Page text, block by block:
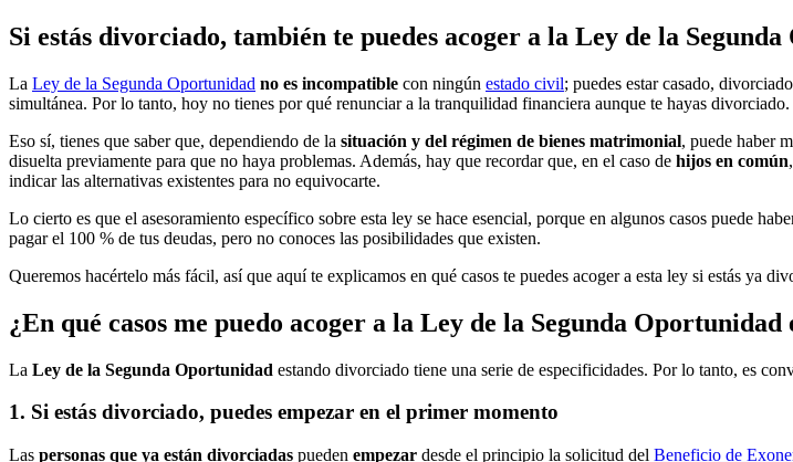
Si estás divorciado, también te puedes acoger a la Ley de la
La Ley de la Segunda Oportunidad no es incompatible con ningún estado civil; puedes estar casado,
simultánea. Por lo tanto, hoy no tienes por qué renunciar a la tranquilidad financiera aunque te hayas divorciado.
Eso sí, tienes que saber que, dependiendo de la situación y del régimen de bienes matrimonial, puede haber
disuelta previamente para que no haya problemas. Además, hay que recordar que, en el caso de hijos en común
indicar las alternativas existentes para no equivocarte.
Lo cierto es que el asesoramiento específico sobre esta ley se hace esencial, porque en algunos casos puede
pagar el 100 % de tus deudas, pero no conoces las posibilidades que existen.
Queremos hacértelo más fácil, así que aquí te explicamos en qué casos te puedes acoger a esta ley si estás ya
¿En qué casos me puedo acoger a la Ley de la Segunda
La Ley de la Segunda Oportunidad estando divorciado tiene una serie de especificidades. Por lo tanto, es
1. Si estás divorciado, puedes empezar en el primer momento
Las personas que ya están divorciadas pueden empezar desde el principio la solicitud del Beneficio de